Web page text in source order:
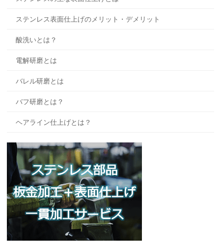
ステンレス表面仕上げのメリット・デメリット
酸洗いとは？
電解研磨とは
バレル研磨とは
バフ研磨とは？
ヘアライン仕上げとは？